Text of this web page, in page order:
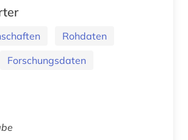
Rohdaten
Forschungsdaten